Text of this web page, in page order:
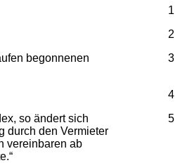
1
2
3
begonnenen
4
5
so ändert sich
durch den Vermieter
vereinbaren ab